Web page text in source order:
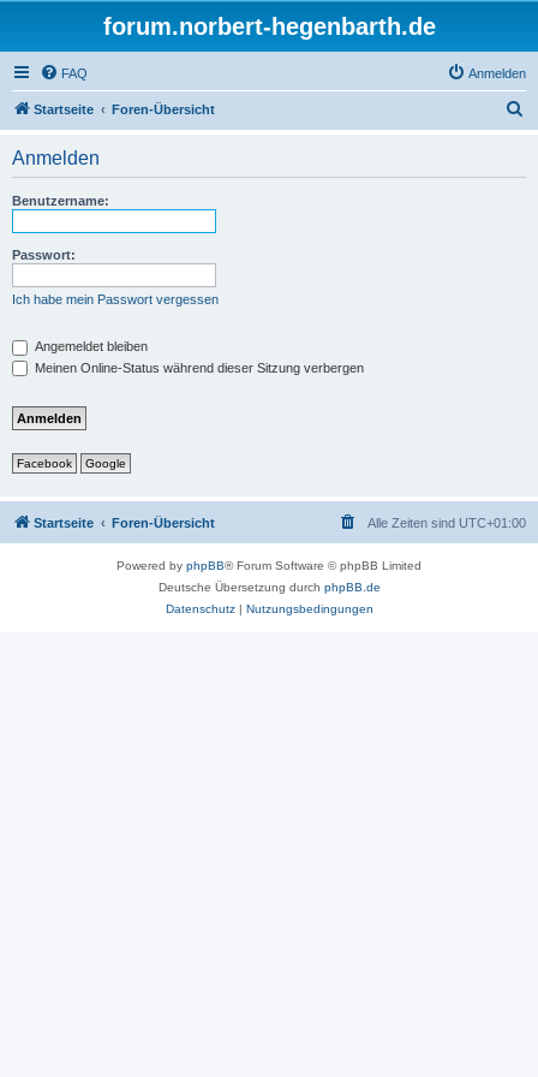
forum.norbert-hegenbarth.de
FAQ Anmelden
Startseite Foren-Übersicht
Anmelden
Benutzername:
Passwort:
Ich habe mein Passwort vergessen
Angemeldet bleiben
Meinen Online-Status während dieser Sitzung verbergen
Facebook Google
Startseite Foren-Übersicht Alle Zeiten sind UTC+01:00
Powered by phpBB® Forum Software © phpBB Limited
Deutsche Übersetzung durch phpBB.de
Datenschutz| Nutzungsbedingungen